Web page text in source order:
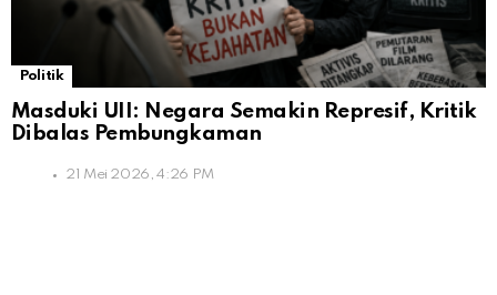
Politik
Masduki UII: Negara Semakin Represif, Kritik
Dibalas Pembungkaman
21 Mei 2026, 4:26 PM